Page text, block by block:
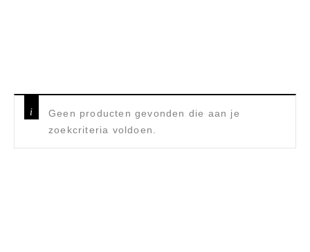
Geen producten gevonden die aan je
zoekcriteria voldoen.